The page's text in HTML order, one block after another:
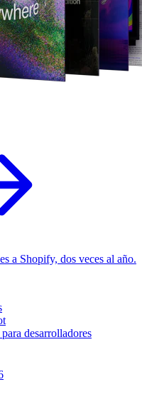
a Shopify, dos veces al año.
desarrolladores